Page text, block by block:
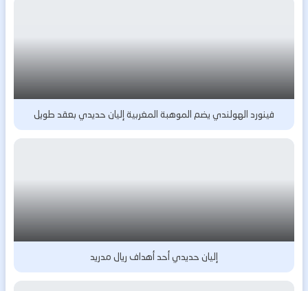
فينورد الهولندي يضم الموهبة المغربية إليان حديدي بعقد طويل
إليان حديدي أحد أهداف ريال مدريد